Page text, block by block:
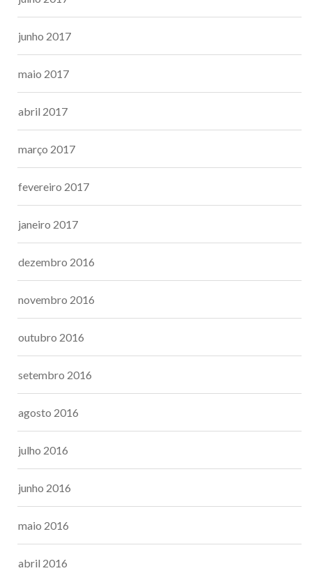
junho 2017
maio 2017
abril 2017
março 2017
fevereiro 2017
janeiro 2017
dezembro 2016
novembro 2016
outubro 2016
setembro 2016
agosto 2016
julho 2016
junho 2016
maio 2016
abril 2016